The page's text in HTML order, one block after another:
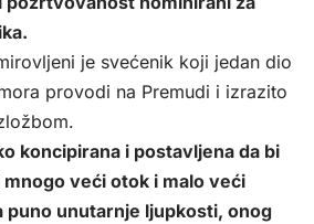
je svećenik koji jedan dio
provodi na Premudi i izrazito
koncipirana i postavljena da bi
veći otok i malo veći
puno unutarnje ljupkosti, onog